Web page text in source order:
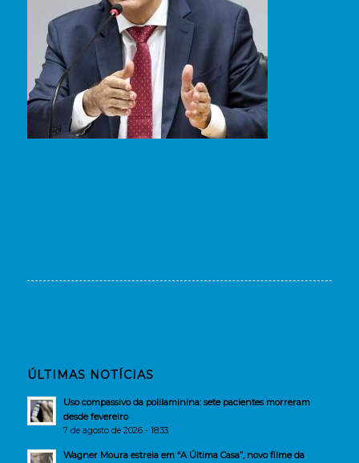
ÚLTIMAS NOTÍCIAS
Uso compassivo da polilaminina: sete pacientes morreram
desde fevereiro
7 de agosto de 2026 - 18:33
Wagner Moura estreia em “A Última Casa”, novo filme da